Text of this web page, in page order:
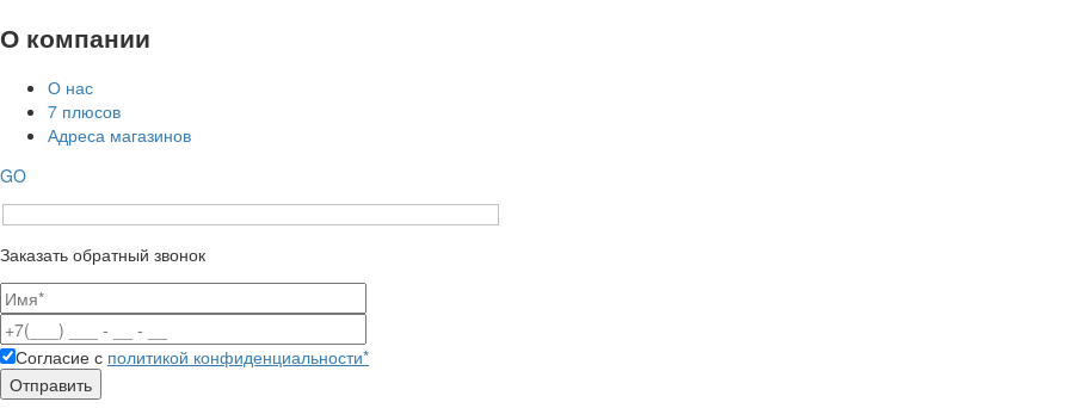
О компании
О нас
7 плюсов
Адреса магазинов
GO
Заказать обратный звонок
Согласие с политикой конфиденциальности*